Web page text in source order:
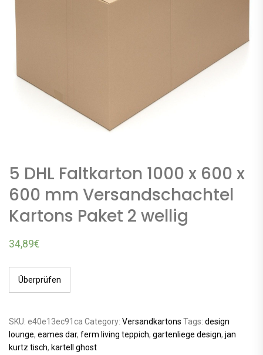
5 DHL Faltkarton 1000 x 600 x
600 mm Versandschachtel
Kartons Paket 2 wellig
34,89€
Überprüfen
SKU: e40e13ec91ca Category: Versandkartons Tags: design
lounge, eames dar, ferm living teppich, gartenliege design, jan
kurtz tisch, kartell ghost